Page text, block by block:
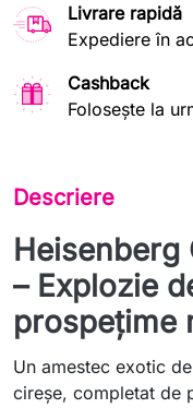
Livrare rapidă
Expediere în
Cashback
Folosește la
Descriere
Heisenberg
– Explozie
prospețime
Un amestec exotic
cireșe, completat de